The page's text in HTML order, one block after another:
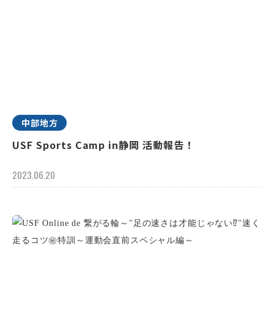
中部地方
USF Sports Camp in静岡 活動報告！
2023.06.20